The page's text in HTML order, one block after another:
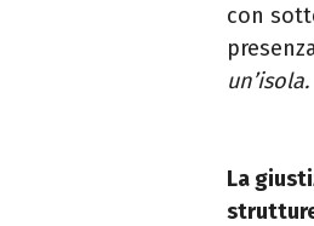
con
un’isola.
La